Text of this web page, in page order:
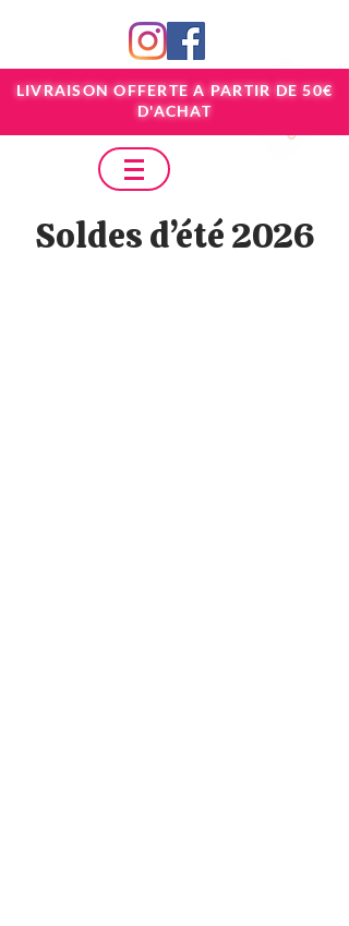
LIVRAISON OFFERTE A PARTIR DE 50€
D'ACHAT
Soldes d’été 2026